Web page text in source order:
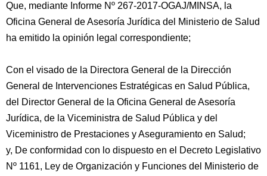
Que, mediante Informe Nº 267-2017-OGAJ/MINSA, la
Oficina General de Asesoría Jurídica del Ministerio de Salud
ha emitido la opinión legal correspondiente;
Con el visado de la Directora General de la Dirección
General de Intervenciones Estratégicas en Salud Pública,
del Director General de la Oficina General de Asesoría
Jurídica, de la Viceministra de Salud Pública y del
Viceministro de Prestaciones y Aseguramiento en Salud;
y, De conformidad con lo dispuesto en el Decreto Legislativo
Nº 1161, Ley de Organización y Funciones del Ministerio de